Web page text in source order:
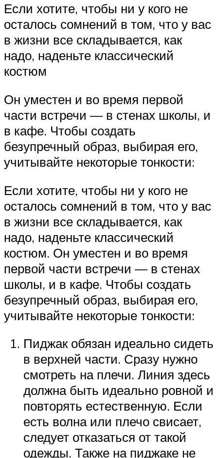
Если хотите, чтобы ни у кого не
осталось сомнений в том, что у вас
в жизни все складывается, как
надо, наденьте классический
костюм
Он уместен и во время первой
части встречи — в стенах школы, и
в кафе. Чтобы создать
безупречный образ, выбирая его,
учитывайте некоторые тонкости:
Если хотите, чтобы ни у кого не
осталось сомнений в том, что у вас
в жизни все складывается, как
надо, наденьте классический
костюм. Он уместен и во время
первой части встречи — в стенах
школы, и в кафе. Чтобы создать
безупречный образ, выбирая его,
учитывайте некоторые тонкости:
Пиджак обязан идеально сидеть
в верхней части. Сразу нужно
смотреть на плечи. Линия здесь
должна быть идеально ровной и
повторять естественную. Если
есть волна или плечо свисает,
следует отказаться от такой
одежды. Также на пиджаке не